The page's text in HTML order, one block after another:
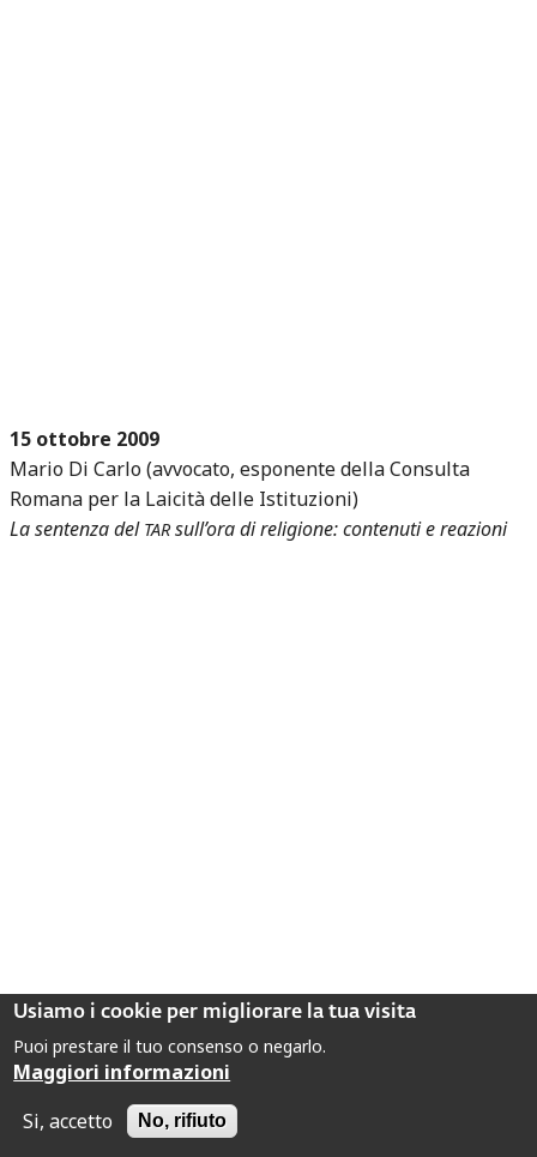
15 ottobre 2009
Mario Di Carlo (avvocato, esponente della Consulta
Romana per la Laicità delle Istituzioni)
La sentenza del TARsull’ora di religione: contenuti e reazioni
Giancarlo Fornari (presidente di Libera Uscita -
associazione per la depenalizzazione dell’eutanasia)
La discussione parlamentare sul testamento biologico
Usiamo i cookie per migliorare la tua visita
Puoi prestare il tuo consenso o negarlo.
Maggiori informazioni
Si, accetto
No, rifiuto